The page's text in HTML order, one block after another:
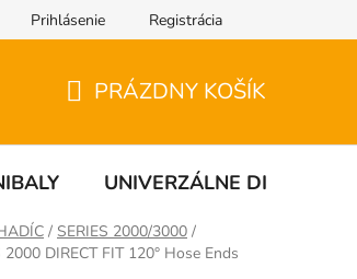
Prihlásenie Registrácia
KOŠÍK
PRÁZDNY KOŠÍK
UNIVERZÁLNE DIELY
/ SERIES 2000/3000 /
2000 DIRECT FIT 120° Hose Ends